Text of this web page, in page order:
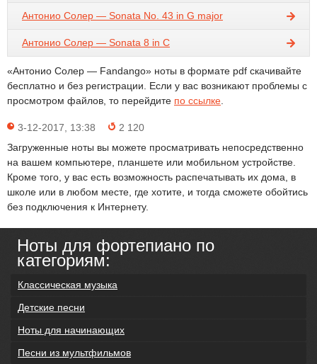
Антонио Солер — Sonata No. 43 in G major
Антонио Солер — Sonata 8 in C
«Антонио Солер — Fandango» ноты в формате pdf скачивайте
бесплатно и без регистрации. Если у вас возникают проблемы с
просмотром файлов, то перейдите по ссылке
3-12-2017, 13:38
2 120
Загруженные ноты вы можете просматривать непосредственно
на вашем компьютере, планшете или мобильном устройстве.
Кроме того, у вас есть возможность распечатывать их дома, в
школе или в любом месте, где хотите, и тогда сможете обойтись
без подключения к Интернету.
Ноты для фортепиано по
категориям:
Классическая музыка
Детские песни
Ноты для начинающих
Песни из мультфильмов